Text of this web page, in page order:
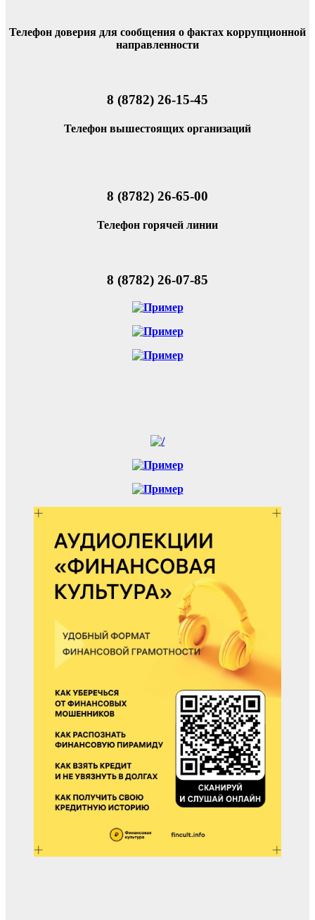
Телефон доверия для сообщения о фактах коррупционной
направленности
8 (8782) 26-15-45
Телефон вышестоящих организаций
8 (8782) 26-65-00
Телефон горячей линии
8 (8782) 26-07-85